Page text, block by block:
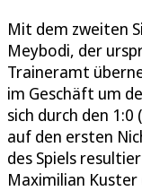
Mit dem zweiten
Meybodi, der
Traineramt
im Geschäft um
sich durch den
auf den ersten
des Spiels
Maximilian Kuster